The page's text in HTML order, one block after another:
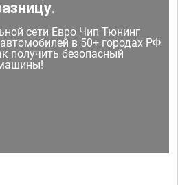
сети Евро Чип Тюнинг
в 50+ городах РФ
получить безопасный